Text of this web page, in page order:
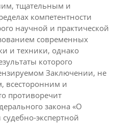
тщательным и
компетентности
научной и практической
современных
и техники, однако
которого
Заключении, не
всесторонним и
противоречит
закона «О
судебно-экспертной